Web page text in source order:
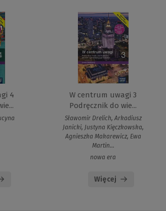
4
W centrum uwagi 3
Podręcznik do wie...
Sławomir Drelich, Arkadiusz
Janicki, Justyna Kięczkowska,
Agnieszka Makarewicz, Ewa
Martin...
nowa era
Więcej